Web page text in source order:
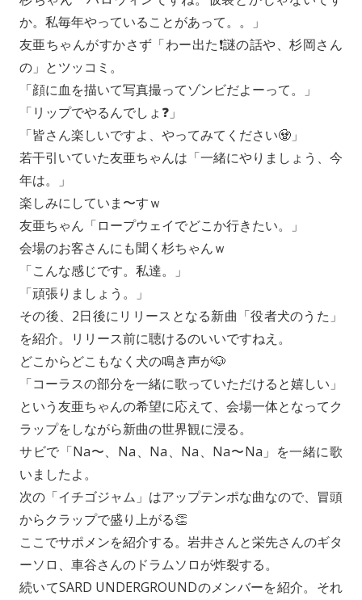
か。私毎年やっていることがあって。。」
友亜ちゃんがすかさず「わー出た❗️謎の話や、杉岡さん
の」とツッコミ。
「顔に血を描いて写真撮ってゾンビだよーって。」
「リップでやるんでしょ❓」
「皆さん楽しいですよ、やってみてください🧟」
若干引いていた友亜ちゃんは「一緒にやりましょう、今
年は。」
楽しみにしていま〜すｗ
友亜ちゃん「ロープウェイでどこか行きたい。」
会場のお客さんにも聞く杉ちゃんｗ
「こんな感じです。私達。」
「頑張りましょう。」
その後、2日後にリリースとなる新曲「役者犬のうた」
を紹介。リリース前に聴けるのいいですねえ。
どこからどこもなく犬の鳴き声が🐶
「コーラスの部分を一緒に歌っていただけると嬉しい」
という友亜ちゃんの希望に応えて、会場一体となってク
ラップをしながら新曲の世界観に浸る。
サビで「Na〜、Na、Na、Na、Na〜Na」を一緒に歌
いましたよ。
次の「イチゴジャム」はアップテンポな曲なので、冒頭
からクラップで盛り上がる👏
ここでサポメンを紹介する。岩井さんと栄先さんのギタ
ーソロ、車谷さんのドラムソロが炸裂する。
続いてSARD UNDERGROUNDのメンバーを紹介。それ